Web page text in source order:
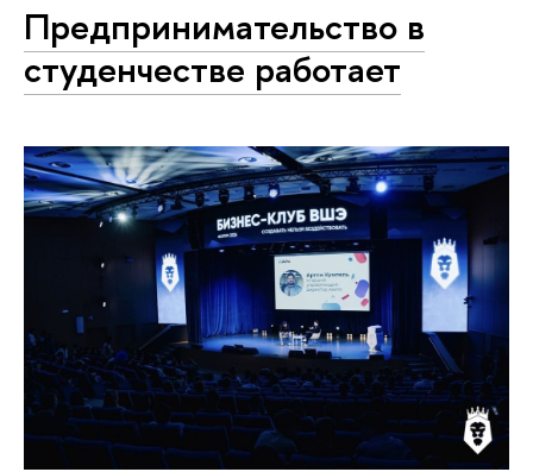
Предпринимательство в
студенчестве работает